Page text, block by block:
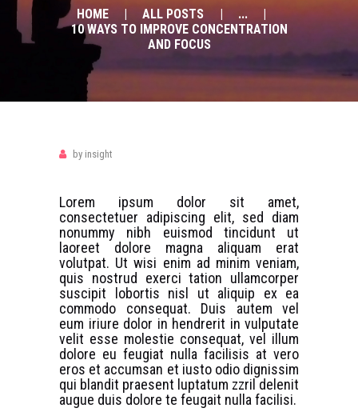
HOME ALL POSTS
...
10 WAYS TO IMPROVE CONCENTRATION
AND FOCUS
byinsight
Lorem ipsum dolor sit amet,
consectetuer adipiscing elit, sed diam
nonummy nibh euismod tincidunt ut
laoreet dolore magna aliquam erat
volutpat. Ut wisi enim ad minim veniam,
quis nostrud exerci tation ullamcorper
suscipit lobortis nisl ut aliquip ex ea
commodo consequat. Duis autem vel
eum iriure dolor in hendrerit in vulputate
velit esse molestie consequat, vel illum
dolore eu feugiat nulla facilisis at vero
eros et accumsan et iusto odio dignissim
qui blandit praesent luptatum zzril delenit
augue duis dolore te feugait nulla facilisi.